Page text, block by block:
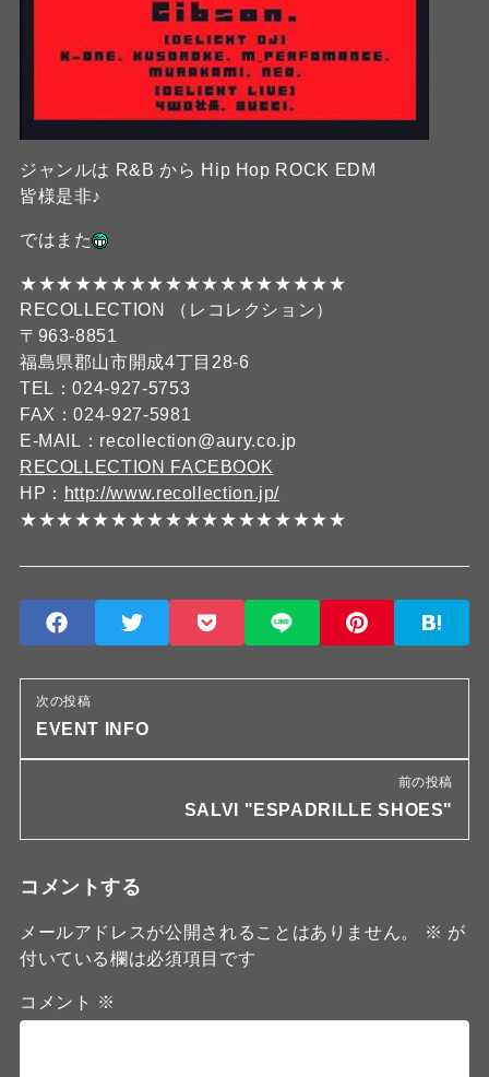
ジャンルは R&B から Hip Hop ROCK EDM
皆様是非♪
ではまた
★★★★★★★★★★★★★★★★★★
RECOLLECTION （レコレクション）
〒963-8851
福島県郡山市開成4丁目28-6
TEL：024-927-5753
FAX：024-927-5981
E-MAIL：recollection@aury.co.jp
RECOLLECTION FACEBOOK
HP： http://www.recollection.jp/
★★★★★★★★★★★★★★★★★★
次の投稿
EVENT INFO
前の投稿
SALVI "ESPADRILLE SHOES"
コメントする
メールアドレスが公開されることはありません。 ※ が
付いている欄は必須項目です
コメント ※